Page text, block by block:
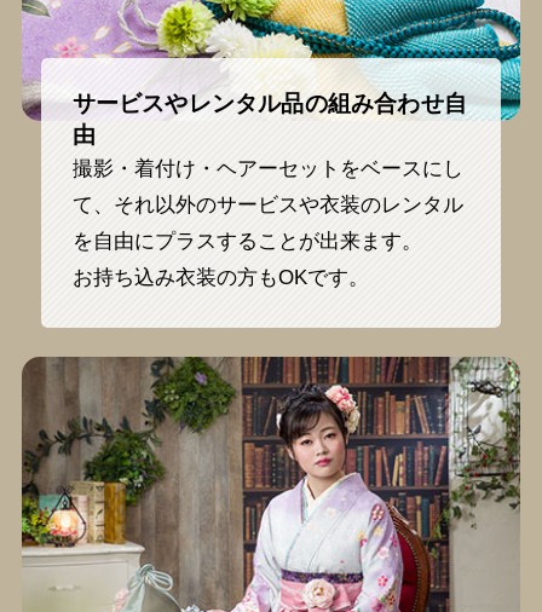
サービスやレンタル品の組み合わせ自
由
撮影・着付け・ヘアーセットをベースにし
て、それ以外のサービスや衣装のレンタル
を自由にプラスすることが出来ます。
お持ち込み衣装の方もOKです。